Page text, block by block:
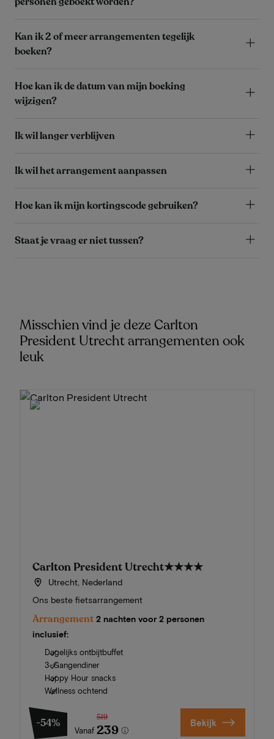
Kan ik 2 of meer arrangementen tegelijk
boeken?
Hoe kan ik de datum van mijn boeking
wijzigen?
Ik wil langer verblijven
Ik wil het arrangement aanpassen
Hoe kan ik mijn kortingscode gebruiken?
Staat je vraag er niet tussen?
Misschien vind je deze Carlton
President Utrecht arrangementen ook
leuk
Carlton President Utrecht★★★★
Utrecht, Nederland
Ons beste fietsarrangement
Arrangement 2 nachten voor 2 personen
inclusief:
Dagelijks ontbijtbuffet
3-Gangendiner
Happy Hour snacks
Wellness ochtend
-54%
Vanaf
519
239 Bekijk